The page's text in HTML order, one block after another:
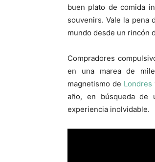
buen plato de comida
souvenirs. Vale la pena
mundo desde un rincón
Compradores
en una marea de
magnetismo de Londres
año, en búsqueda de
experiencia inolvidable.